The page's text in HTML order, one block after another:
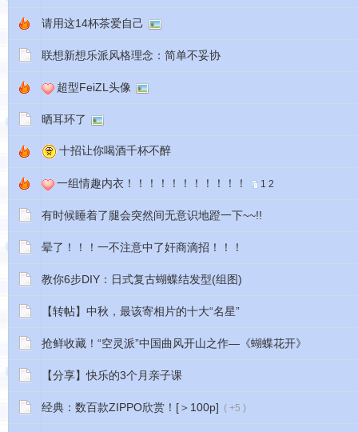
请用这14杯茶爱自己
联想新想乐派风格理念：简单不妥协
超型FeiZL头像
晒耳环了
十招让你喝酒千杯不醉
一组情趣内衣！！！！！！！！！！！ 1 2
有时候睡着了腿会突然间无意识地蹬一下~~!!
晕了！！！一不注意中了奸商滴招！！！
教你6步DIY：日式复古蝴蝶结发型(组图)
【转帖】中秋，最该寄相片的十大“名星”
抢鲜收藏！“空灵派”中国曲风开山之作—《蝴蝶花开》
【分享】快乐的3个月亲子课
经典：数百款ZIPPO欣赏！[＞100p] ( +5 )